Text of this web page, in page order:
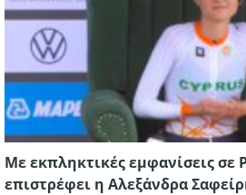
Με εκπληκτικές εμφανίσεις σε
επιστρέφει η Αλεξάνδρα